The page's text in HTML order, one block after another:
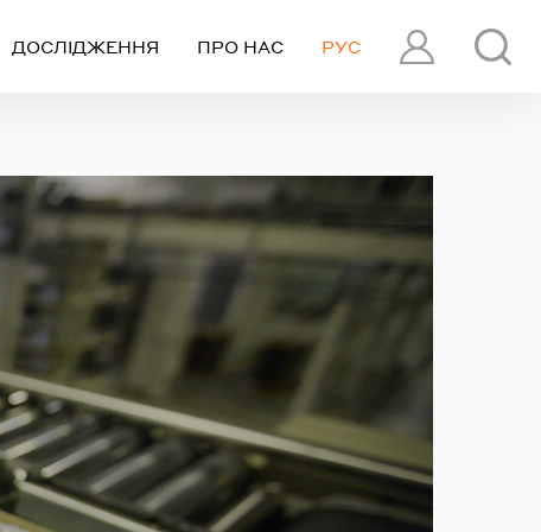
ПРОФІЛЬ
РУС
ДОСЛІДЖЕННЯ ПРО НАС